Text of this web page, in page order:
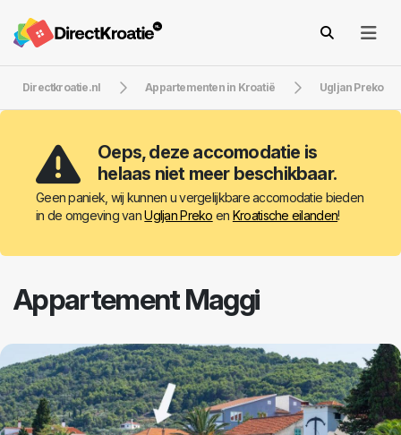
Directkroatie.nl Appartementen in Kroatië Ugljan Preko
Oeps, deze accomodatie is
helaas niet meer beschikbaar.
Geen paniek, wij kunnen u vergelijkbare accomodatie bieden
in de omgeving vanUgljan Preko en Kroatische eilanden!
Appartement Maggi